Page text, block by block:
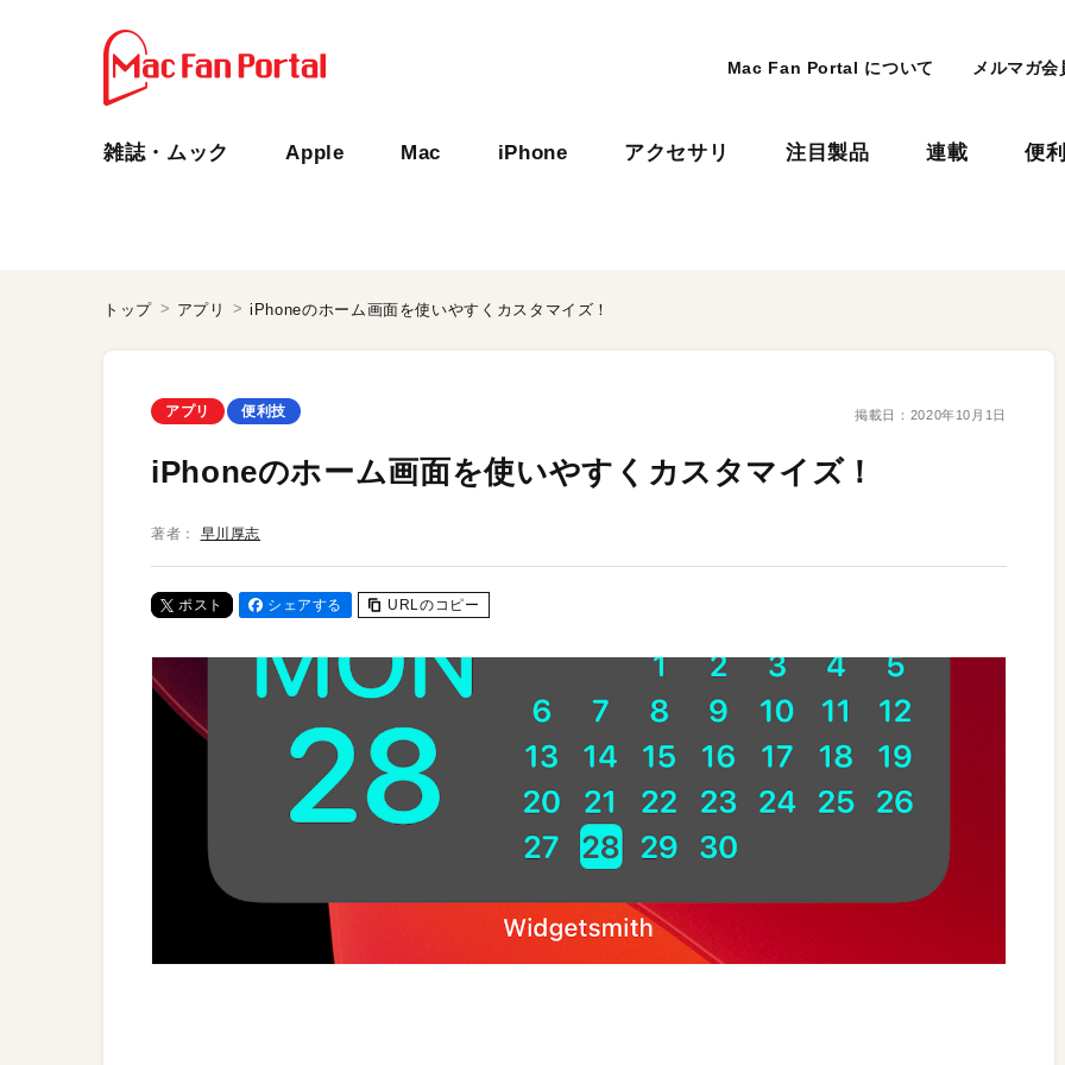
Mac Fan Portal について メルマガ会
雑誌・ムック Apple Mac iPhone アクセサリ 注目製品 連載 便
トップ アプリ iPhoneのホーム画面を使いやすくカスタマイズ！
アプリ 便利技 掲載日： 2020年10月1日
iPhoneのホーム画面を使いやすくカスタマイズ！
著者： 早川厚志
ポスト シェアする URLのコピー